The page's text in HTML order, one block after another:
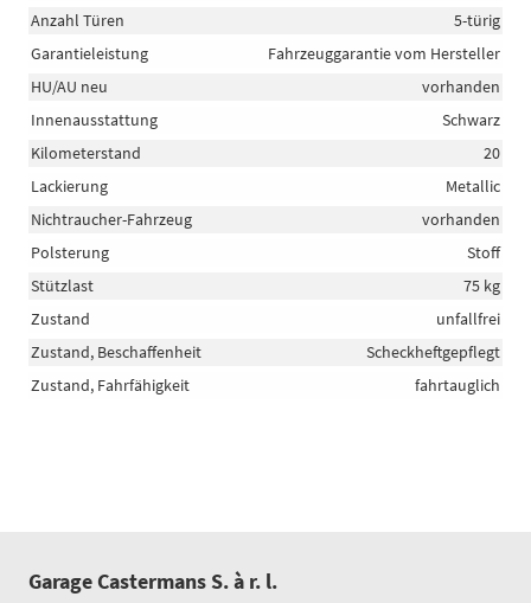
Anzahl Türen
5-türig
Garantieleistung
Fahrzeuggarantie vom Hersteller
HU/AU neu
vorhanden
Innenausstattung
Schwarz
Kilometerstand
20
Lackierung
Metallic
Nichtraucher-Fahrzeug
vorhanden
Polsterung
Stoff
Stützlast
75 kg
Zustand
unfallfrei
Zustand, Beschaffenheit
Scheckheftgepflegt
Zustand, Fahrfähigkeit
fahrtauglich
Garage Castermans S. à r. l.